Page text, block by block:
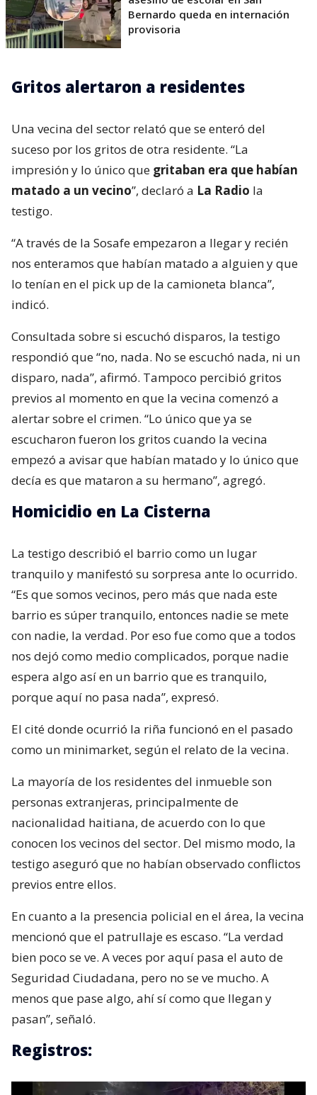
Bernardo queda en internación
provisoria
Gritos alertaron a residentes
Una vecina del sector relató que se enteró del
suceso por los gritos de otra residente. “La
impresión y lo único que gritaban era que habían
matado a un vecino”, declaró a La Radio la
testigo.
“A través de la Sosafe empezaron a llegar y recién
nos enteramos que habían matado a alguien y que
lo tenían en el pick up de la camioneta blanca”,
indicó.
Consultada sobre si escuchó disparos, la testigo
respondió que “no, nada. No se escuchó nada, ni un
disparo, nada”, afirmó. Tampoco percibió gritos
previos al momento en que la vecina comenzó a
alertar sobre el crimen. “Lo único que ya se
escucharon fueron los gritos cuando la vecina
empezó a avisar que habían matado y lo único que
decía es que mataron a su hermano”, agregó.
Homicidio en La Cisterna
La testigo describió el barrio como un lugar
tranquilo y manifestó su sorpresa ante lo ocurrido.
“Es que somos vecinos, pero más que nada este
barrio es súper tranquilo, entonces nadie se mete
con nadie, la verdad. Por eso fue como que a todos
nos dejó como medio complicados, porque nadie
espera algo así en un barrio que es tranquilo,
porque aquí no pasa nada”, expresó.
El cité donde ocurrió la riña funcionó en el pasado
como un minimarket, según el relato de la vecina.
La mayoría de los residentes del inmueble son
personas extranjeras, principalmente de
nacionalidad haitiana, de acuerdo con lo que
conocen los vecinos del sector. Del mismo modo, la
testigo aseguró que no habían observado conflictos
previos entre ellos.
En cuanto a la presencia policial en el área, la vecina
mencionó que el patrullaje es escaso. “La verdad
bien poco se ve. A veces por aquí pasa el auto de
Seguridad Ciudadana, pero no se ve mucho. A
menos que pase algo, ahí sí como que llegan y
pasan”, señaló.
Registros: